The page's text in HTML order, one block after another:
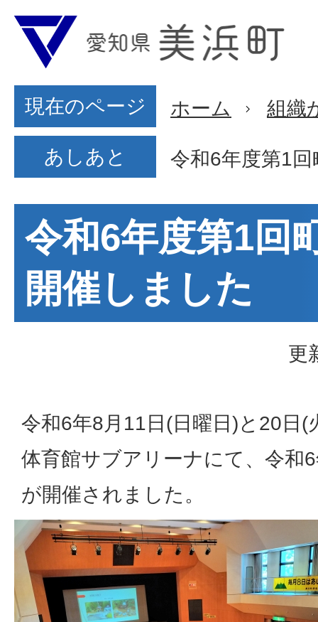
現在のページ ホーム 組織
あしあと 令和6年度第1
令和6年度第1回
開催しました
更
令和6年8月11日(日曜日)と20日(
体育館サブアリーナにて、令和
が開催されました。